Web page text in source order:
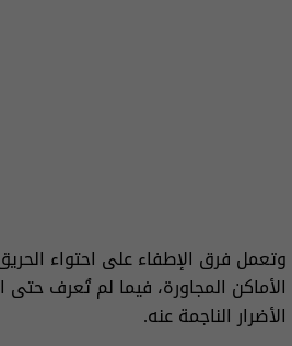
وتعمل فرق الإطفاء على احتواء
الأماكن المجاورة، فيما لم تُعرف حتى
الأضرار الناجمة عنه.